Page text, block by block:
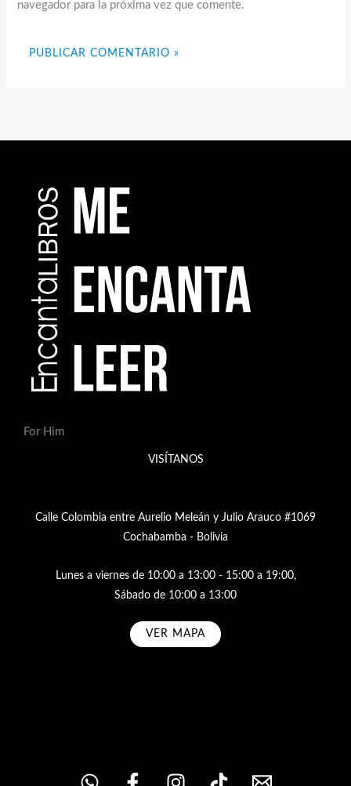
navegador para la próxima vez que comente.
For Him
VISÍTANOS
Calle Colombia entre Aurelio Meleán y Julio Arauco #1069
Cochabamba - Bolivia
Lunes a viernes de 10:00 a 13:00 - 15:00 a 19:00,
Sábado de 10:00 a 13:00
VER MAPA